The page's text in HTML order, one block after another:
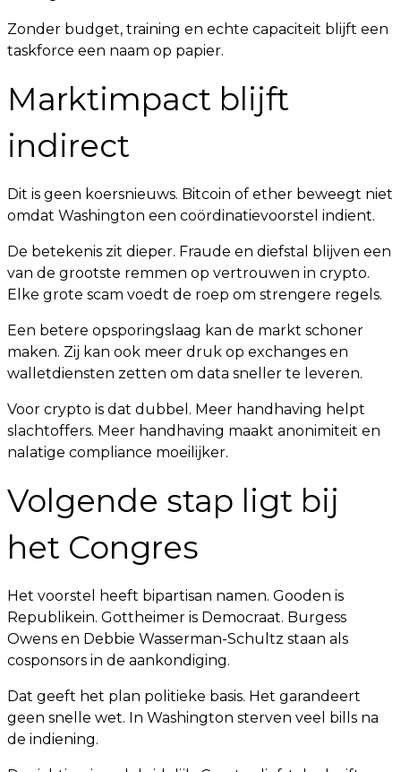
Zonder budget, training en echte capaciteit blijft een
taskforce een naam op papier.
Marktimpact blijft
indirect
Dit is geen koersnieuws. Bitcoin of ether beweegt niet
omdat Washington een coördinatievoorstel indient.
De betekenis zit dieper. Fraude en diefstal blijven een
van de grootste remmen op vertrouwen in crypto.
Elke grote scam voedt de roep om strengere regels.
Een betere opsporingslaag kan de markt schoner
maken. Zij kan ook meer druk op exchanges en
walletdiensten zetten om data sneller te leveren.
Voor crypto is dat dubbel. Meer handhaving helpt
slachtoffers. Meer handhaving maakt anonimiteit en
nalatige compliance moeilijker.
Volgende stap ligt bij
het Congres
Het voorstel heeft bipartisan namen. Gooden is
Republikein. Gottheimer is Democraat. Burgess
Owens en Debbie Wasserman-Schultz staan als
cosponsors in de aankondiging.
Dat geeft het plan politieke basis. Het garandeert
geen snelle wet. In Washington sterven veel bills na
de indiening.